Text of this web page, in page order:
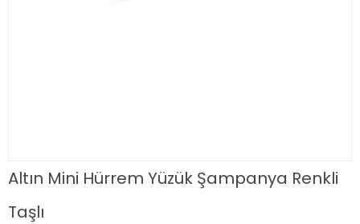
Altın Mini Hürrem Yüzük Şampanya Renkli
Taşlı